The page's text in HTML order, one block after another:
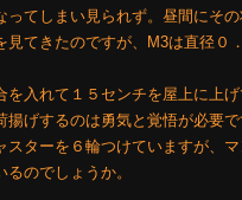
ってしまい見られず。昼間にそ
見てきたのですが、M3は直径０
を入れて１５センチを屋上に上
揚げするのは勇気と覚悟が必要
スターを６輪つけていますが、
るのでしょうか。